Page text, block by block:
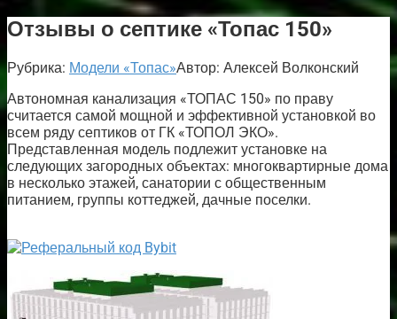
Отзывы о септике «Топас 150»
Рубрика: Модели «Топас»Автор: Алексей Волконский
Автономная канализация «ТОПАС 150» по праву
считается самой мощной и эффективной установкой во
всем ряду септиков от ГК «ТОПОЛ ЭКО».
Представленная модель подлежит установке на
следующих загородных объектах: многоквартирные дома
в несколько этажей, санатории с общественным
питанием, группы коттеджей, дачные поселки.